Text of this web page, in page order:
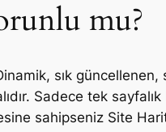
mu?
sık
Sadece tek
sahipseniz Site